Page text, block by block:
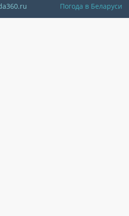
Погода в Беларуси